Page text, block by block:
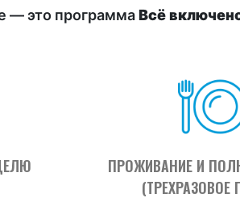
— это программаВсё
ПРОЖИВАНИЕ И
(ТРЕХРАЗОВОЕ